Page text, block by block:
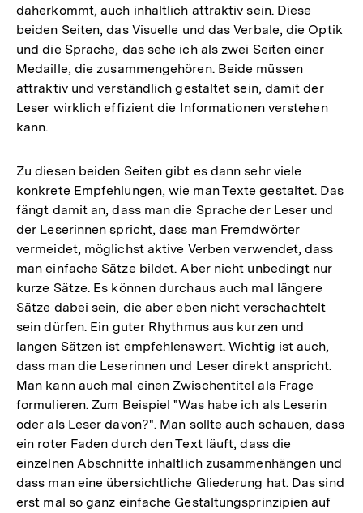
daherkommt, auch inhaltlich attraktiv sein. Diese
beiden Seiten, das Visuelle und das Verbale, die Optik
und die Sprache, das sehe ich als zwei Seiten einer
Medaille, die zusammengehören. Beide müssen
attraktiv und verständlich gestaltet sein, damit der
Leser wirklich effizient die Informationen verstehen
kann.
Zu diesen beiden Seiten gibt es dann sehr viele
konkrete Empfehlungen, wie man Texte gestaltet. Das
fängt damit an, dass man die Sprache der Leser und
der Leserinnen spricht, dass man Fremdwörter
vermeidet, möglichst aktive Verben verwendet, dass
man einfache Sätze bildet. Aber nicht unbedingt nur
kurze Sätze. Es können durchaus auch mal längere
Sätze dabei sein, die aber eben nicht verschachtelt
sein dürfen. Ein guter Rhythmus aus kurzen und
langen Sätzen ist empfehlenswert. Wichtig ist auch,
dass man die Leserinnen und Leser direkt anspricht.
Man kann auch mal einen Zwischentitel als Frage
formulieren. Zum Beispiel "Was habe ich als Leserin
oder als Leser davon?". Man sollte auch schauen, dass
ein roter Faden durch den Text läuft, dass die
einzelnen Abschnitte inhaltlich zusammenhängen und
dass man eine übersichtliche Gliederung hat. Das sind
erst mal so ganz einfache Gestaltungsprinzipien auf